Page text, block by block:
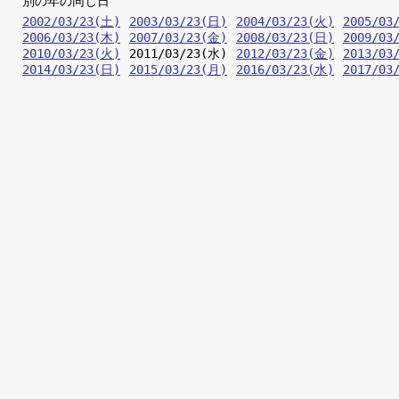
2002/03/23(土)
2003/03/23(日) 2004/03/23(火)
2005/
2006/03/23(木)
2007/03/23(金) 2008/03/23(日)
2009/
2010/03/23(火)
2011/03/23(水) 2012/03/23(金)
2013/
2014/03/23(日)
2015/03/23(月) 2016/03/23(水) 2017/